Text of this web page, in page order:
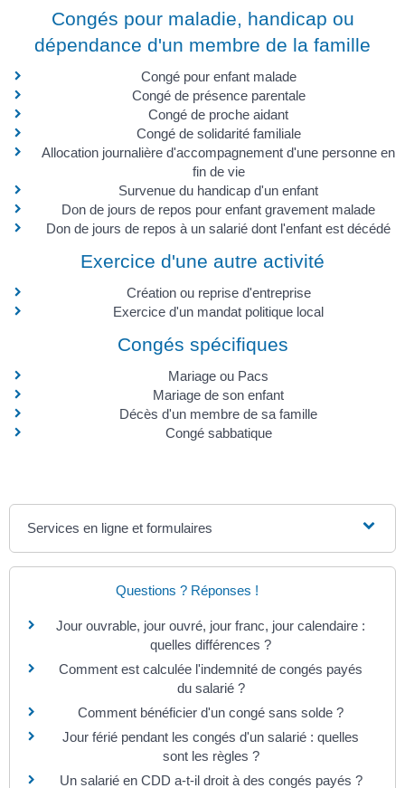
Congés pour maladie, handicap ou
dépendance d'un membre de la famille
Congé pour enfant malade
Congé de présence parentale
Congé de proche aidant
Congé de solidarité familiale
Allocation journalière d'accompagnement d'une personne en
fin de vie
Survenue du handicap d'un enfant
Don de jours de repos pour enfant gravement malade
Don de jours de repos à un salarié dont l'enfant est décédé
Exercice d'une autre activité
Création ou reprise d'entreprise
Exercice d'un mandat politique local
Congés spécifiques
Mariage ou Pacs
Mariage de son enfant
Décès d'un membre de sa famille
Congé sabbatique
Services en ligne et formulaires
Questions ? Réponses !
Jour ouvrable, jour ouvré, jour franc, jour calendaire :
quelles différences ?
Comment est calculée l'indemnité de congés payés
du salarié ?
Comment bénéficier d'un congé sans solde ?
Jour férié pendant les congés d'un salarié : quelles
sont les règles ?
Un salarié en CDD a-t-il droit à des congés payés ?